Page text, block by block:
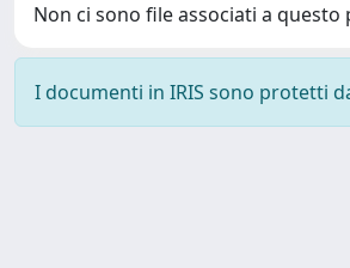
Non ci sono file associati a
I documenti in IRIS sono protetti